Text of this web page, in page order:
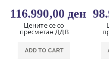
116.990,00 ден
Цените се со
пресметан ДДВ
ADD TO CART